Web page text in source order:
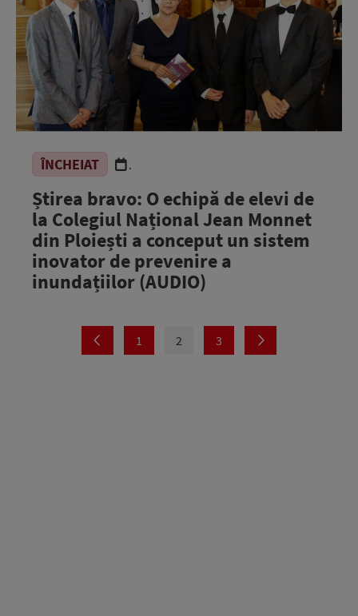
ÎNCHEIAT .
Știrea bravo: O echipă de elevi de
la Colegiul Național Jean Monnet
din Ploiești a conceput un sistem
inovator de prevenire a
inundațiilor (AUDIO)
1 2 3